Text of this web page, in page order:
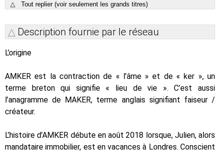
△ Tout replier (voir seulement les grands titres)
Description fournie par le réseau
L’origine
AMKER est la contraction de « l’âme » et de « ker », un
terme breton qui signifie « lieu de vie ». C’est aussi
l’anagramme de MAKER, terme anglais signifiant faiseur /
créateur.
L’histoire d’AMKER débute en août 2018 lorsque, Julien, alors
mandataire immobilier, est en vacances à Londres. Conscient